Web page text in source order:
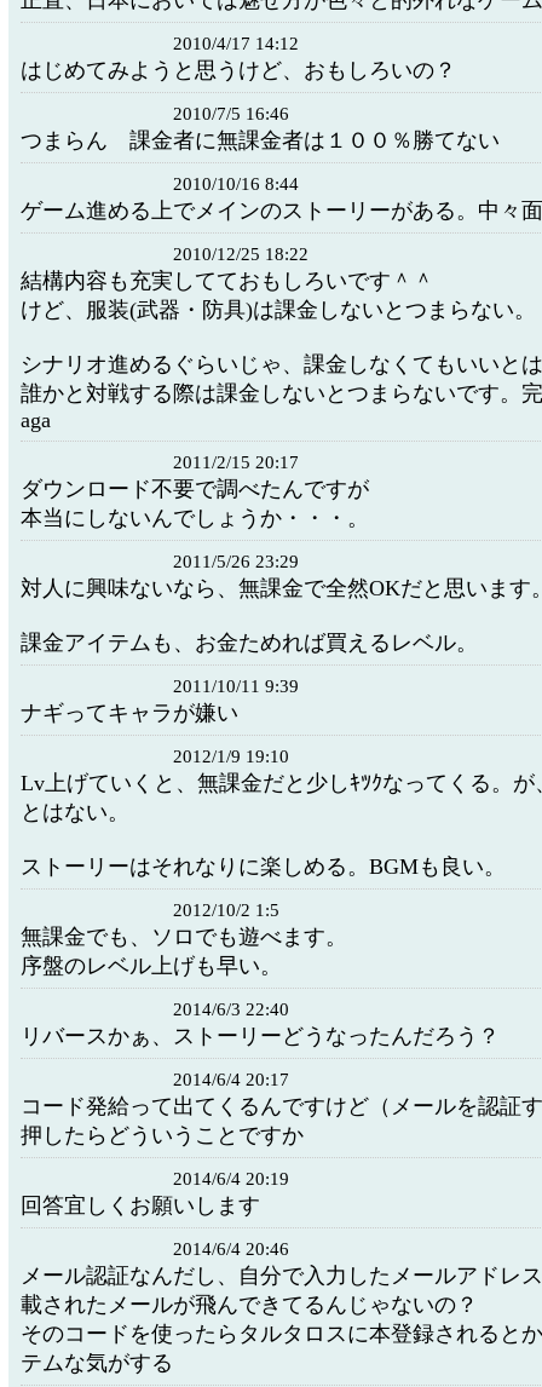
2010/4/17 14:12
はじめてみようと思うけど、おもしろいの？
2010/7/5 16:46
つまらん 課金者に無課金者は１００％勝てない
2010/10/16 8:44
ゲーム進める上でメインのストーリーがある。中々
2010/12/25 18:22
結構内容も充実してておもしろいです＾＾
けど、服装(武器・防具)は課金しないとつまらない。
シナリオ進めるぐらいじゃ、課金しなくてもいいと
誰かと対戦する際は課金しないとつまらないです。
aga
2011/2/15 20:17
ダウンロード不要で調べたんですが
本当にしないんでしょうか・・・。
2011/5/26 23:29
対人に興味ないなら、無課金で全然OKだと思います
課金アイテムも、お金ためれば買えるレベル。
2011/10/11 9:39
ナギってキャラが嫌い
2012/1/9 19:10
Lv上げていくと、無課金だと少しｷﾂｸなってくる。
とはない。
ストーリーはそれなりに楽しめる。BGMも良い。
2012/10/2 1:5
無課金でも、ソロでも遊べます。
序盤のレベル上げも早い。
2014/6/3 22:40
リバースかぁ、ストーリーどうなったんだろう？
2014/6/4 20:17
コード発給って出てくるんですけど（メールを認証
押したらどういうことですか
2014/6/4 20:19
回答宜しくお願いします
2014/6/4 20:46
メール認証なんだし、自分で入力したメールアドレ
載されたメールが飛んできてるんじゃないの？
そのコードを使ったらタルタロスに本登録されると
テムな気がする